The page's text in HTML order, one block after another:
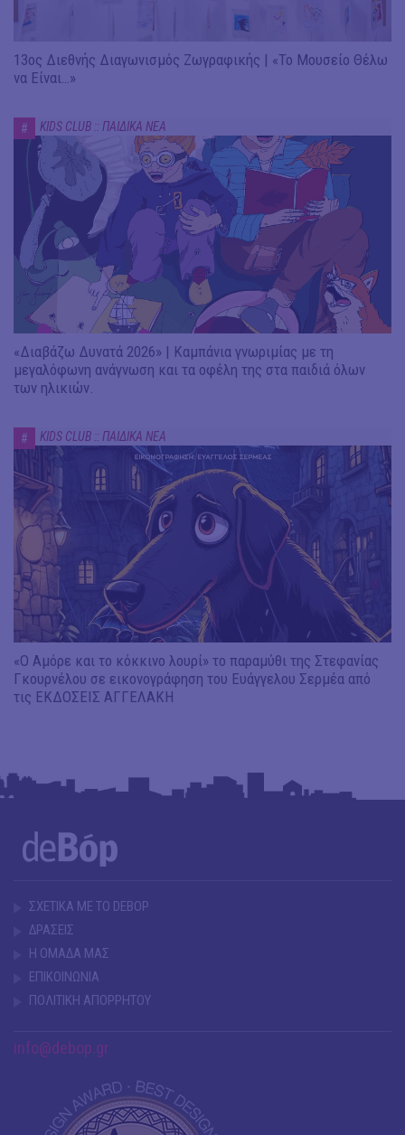
13ος Διεθνής Διαγωνισμός Ζωγραφικής | «Το Μουσείο Θέλω
να Είναι…»
# KIDS CLUB :: ΠΑΙΔΙΚΑ ΝΕΑ
«Διαβάζω Δυνατά 2026» | Καμπάνια γνωριμίας με τη
μεγαλόφωνη ανάγνωση και τα οφέλη της στα παιδιά όλων
των ηλικιών.
# KIDS CLUB :: ΠΑΙΔΙΚΑ ΝΕΑ
«Ο Αμόρε και το κόκκινο λουρί» το παραμύθι της Στεφανίας
Γκουρνέλου σε εικονογράφηση του Ευάγγελου Σερμέα από
τις ΕΚΔΟΣΕΙΣ ΑΓΓΕΛΑΚΗ
ΣΧΕΤΙΚΑ ΜΕ ΤΟ DEBOP
ΔΡΑΣΕΙΣ
Η ΟΜΑΔΑ ΜΑΣ
ΕΠΙΚΟΙΝΩΝΙΑ
ΠΟΛΙΤΙΚΗ ΑΠΟΡΡΗΤΟΥ
info@debop.gr